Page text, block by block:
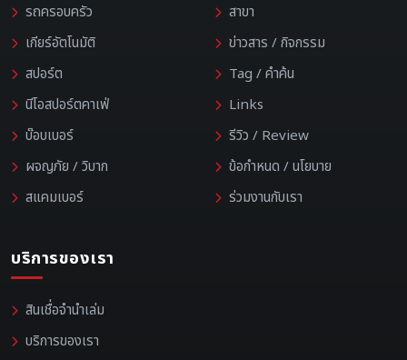
รถครอบครัว
เกียร์อัตโนมัติ
สปอร์ต
นีโอสปอร์ตคาเฟ่
บ๊อบเบอร์
ผจญภัย / วิบาก
สแคมเบอร์
สาขา
ข่าวสาร / กิจกรรม
Tag / คำค้น
Links
รีวิว / Review
ข้อกำหนด / นโยบาย
ร่วมงานกับเรา
บริการของเรา
สินเชื่อจำนำเล่ม
บริการของเรา